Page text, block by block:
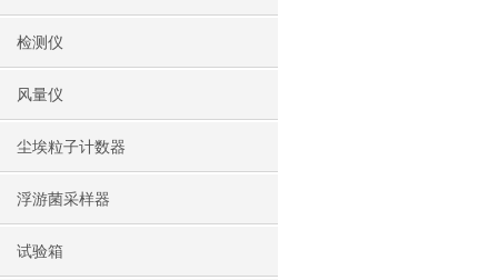
检测仪
风量仪
尘埃粒子计数器
浮游菌采样器
试验箱